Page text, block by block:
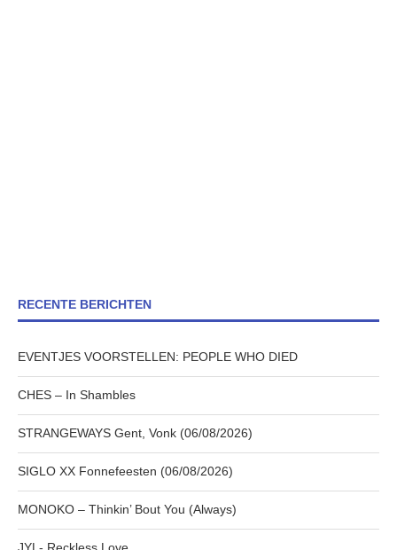
RECENTE BERICHTEN
EVENTJES VOORSTELLEN: PEOPLE WHO DIED
CHES – In Shambles
STRANGEWAYS Gent, Vonk (06/08/2026)
SIGLO XX Fonnefeesten (06/08/2026)
MONOKO – Thinkin’ Bout You (Always)